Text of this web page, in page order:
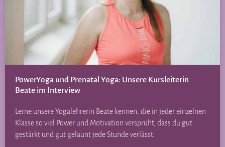
PowerYoga und Prenatal Yoga: Unsere Kursleiterin
Beate im Interview
Lerne unsere Yogalehrerin Beate kennen, die in jeder einzelnen
Klasse so viel Power und Motivation versprüht, dass du gut
gestärkt und gut gelaunt jede Stunde verlässt.